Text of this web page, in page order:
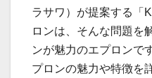
ラサワ）が提案する「
ロンは、そんな問題を
ンが魅力のエプロンで
プロンの魅力や特徴を